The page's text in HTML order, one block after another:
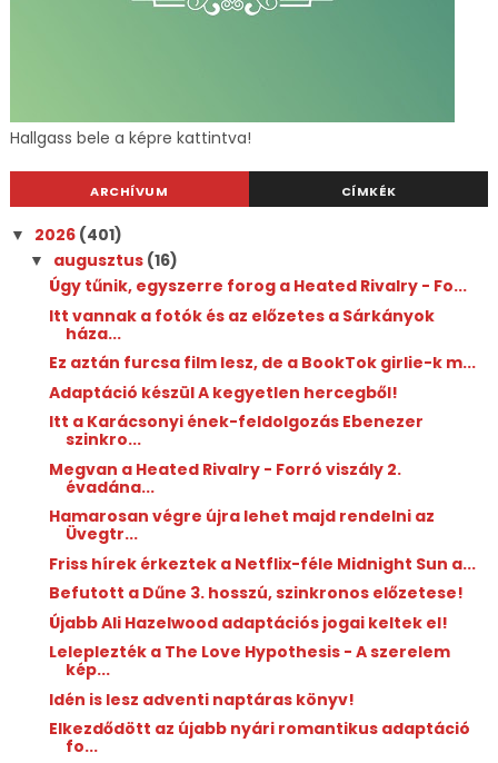
Hallgass bele a képre kattintva!
ARCHÍVUM CÍMKÉK
▼ 2026 (401)
▼ augusztus (16)
Úgy tűnik, egyszerre forog a Heated Rivalry - Fo...
Itt vannak a fotók és az előzetes a Sárkányok
háza...
Ez aztán furcsa film lesz, de a BookTok girlie-k m...
Adaptáció készül A kegyetlen hercegből!
Itt a Karácsonyi ének-feldolgozás Ebenezer
szinkro...
Megvan a Heated Rivalry - Forró viszály 2.
évadána...
Hamarosan végre újra lehet majd rendelni az
Üvegtr...
Friss hírek érkeztek a Netflix-féle Midnight Sun a...
Befutott a Dűne 3. hosszú, szinkronos előzetese!
Újabb Ali Hazelwood adaptációs jogai keltek el!
Leleplezték a The Love Hypothesis - A szerelem
kép...
Idén is lesz adventi naptáras könyv!
Elkezdődött az újabb nyári romantikus adaptáció
fo...